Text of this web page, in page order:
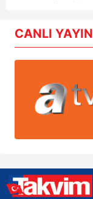
CANLI YAYIN